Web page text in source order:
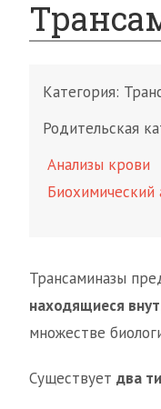
Категория:
Родительская
Анализы крови
Биохимический
Трансаминазы
находящиеся
множестве
Существует два